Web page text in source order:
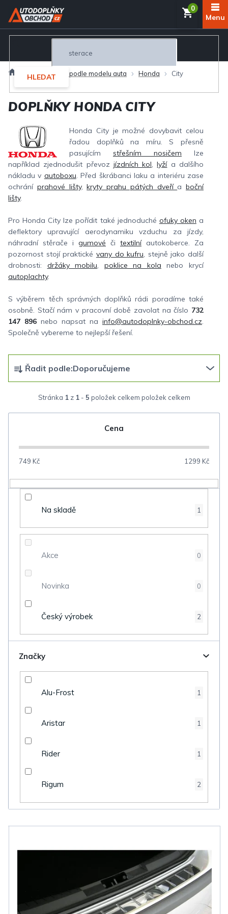
Přejít
obsah
HLEDAT
Autodoplňky podle modelu auta Honda City
DOPLŇKY HONDA CITY
Honda City je možné dovybavit celou
řadou doplňků na míru. S přesně
pasujícím střešním nosičem lze
například zjednodušit převoz jízdních kol,lyžía dalšího
nákladu v autoboxu. Před škrábanci laku a interiéru zase
ochrání prahové lišty,kryty prahu pátých dveří a boční
lišty.
Pro Honda City lze pořídit také jednoduché ofuky oken a
deflektory upravující aerodynamiku vzduchu za jízdy,
náhradní stěrače i gumové či textilníautokoberce. Za
pozornost stojí praktické vany do kufru, stejně jako další
drobnosti: držáky mobilu, poklice na kola nebo krycí
autoplachty.
S výběrem těch správných doplňků rádi poradíme také
osobně. Stačí nám v pracovní době zavolat na číslo 732
147 896 nebo napsat na info@autodoplnky-obchod.cz.
Společně vybereme to nejlepší řešení.
Stránka 1z 1- 5 položek celkem
a
e
o
Řadit podle:Doporučujeme
Cena
749 Kč 1299 Kč
Na skladě 1
Akce 0
Novinka 0
Český výrobek 2
Značky
Alu-Frost 1
Aristar 1
Rider 1
Rigum 2